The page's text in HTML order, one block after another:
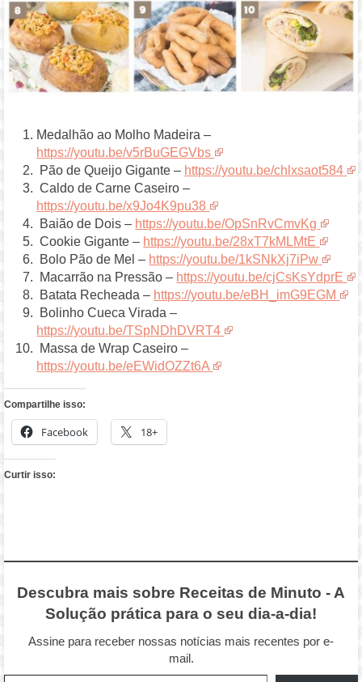
Medalhão ao Molho Madeira –
https://youtu.be/v5rBuGEGVbs
Pão de Queijo Gigante – https://youtu.be/chlxsaot584
Caldo de Carne Caseiro –
https://youtu.be/x9Jo4K9pu38
Baião de Dois – https://youtu.be/OpSnRvCmvKg
Cookie Gigante – https://youtu.be/28xT7kMLMtE
Bolo Pão de Mel – https://youtu.be/1kSNkXj7iPw
Macarrão na Pressão – https://youtu.be/cjCsKsYdprE
Batata Recheada – https://youtu.be/eBH_imG9EGM
Bolinho Cueca Virada –
https://youtu.be/TSpNDhDVRT4
Massa de Wrap Caseiro –
https://youtu.be/eEWidOZZt6A
Compartilhe isso:
Facebook 18+
Curtir isso:
Descubra mais sobre Receitas de Minuto - A
Solução prática para o seu dia-a-dia!
Assine para receber nossas notícias mais recentes por e-
mail.
Digite seu e-mail…